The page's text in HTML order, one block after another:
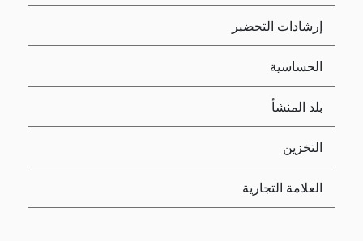
إرشادات التحضير
الحساسية
بلد المنشأ
التخزين
العلامة التجارية